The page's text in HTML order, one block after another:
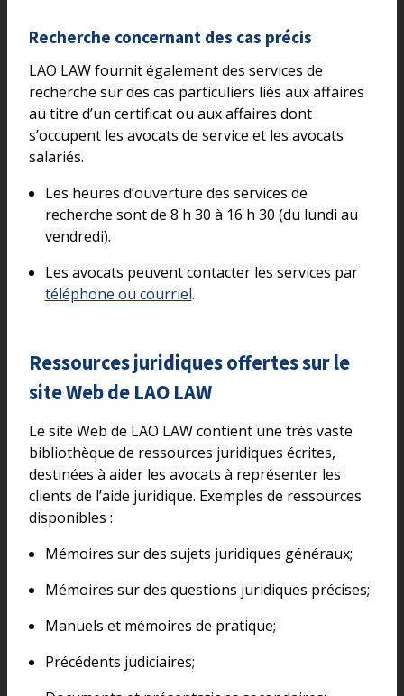
Recherche concernant des cas précis
LAO LAW fournit également des services de
recherche sur des cas particuliers liés aux affaires
au titre d’un certificat ou aux affaires dont
s’occupent les avocats de service et les avocats
salariés.
Les heures d’ouverture des services de
recherche sont de 8 h 30 à 16 h 30 (du lundi au
vendredi).
Les avocats peuvent contacter les services par
téléphone ou courriel.
Ressources juridiques offertes sur le
site Web de LAO LAW
Le site Web de LAO LAW contient une très vaste
bibliothèque de ressources juridiques écrites,
destinées à aider les avocats à représenter les
clients de l’aide juridique. Exemples de ressources
disponibles :
Mémoires sur des sujets juridiques généraux;
Mémoires sur des questions juridiques précises;
Manuels et mémoires de pratique;
Précédents judiciaires;